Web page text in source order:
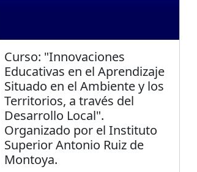
Curso: "Innovaciones
Educativas en el Aprendizaje
Situado en el Ambiente y los
Territorios, a través del
Desarrollo Local".
Organizado por el Instituto
Superior Antonio Ruiz de
Montoya.